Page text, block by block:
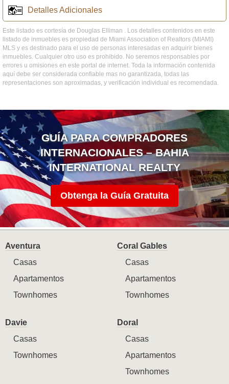
Detalles Adicionales
Este listado es cortesía de Douglas Elliman . Los detalles contenidos en este
listado de inmuebles es propiedad de Miami Association of Realtors (MIAMI)
MLS y es destinado para el uso de personas interesadas en adquirir bienes
inmuebles. Cualquier otro uso es prohibido. No seremos responsables por
errores u omisiones en este portal de internet. Toda la información contenida
aquí debe ser considerada confiable mas no garantizada, todas las
representaciones son aproximadas, y verificación individual es recomendada.
GUÍA PARA COMPRADORES
INTERNACIONALES – BAHIA
INTERNATIONAL REALTY
Obtenga la Guía Gratuita
Aventura
Casas
Apartamentos
Townhomes
Coral Gables
Casas
Apartamentos
Townhomes
Davie
Casas
Townhomes
Doral
Casas
Apartamentos
Townhomes